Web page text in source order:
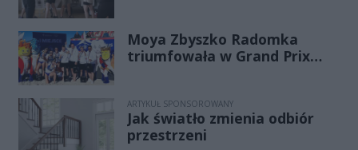
Moya Zbyszko Radomka
triumfowała w Grand Prix
ARTYKUŁ SPONSOROWANY
Jak światło zmienia odbiór
przestrzeni